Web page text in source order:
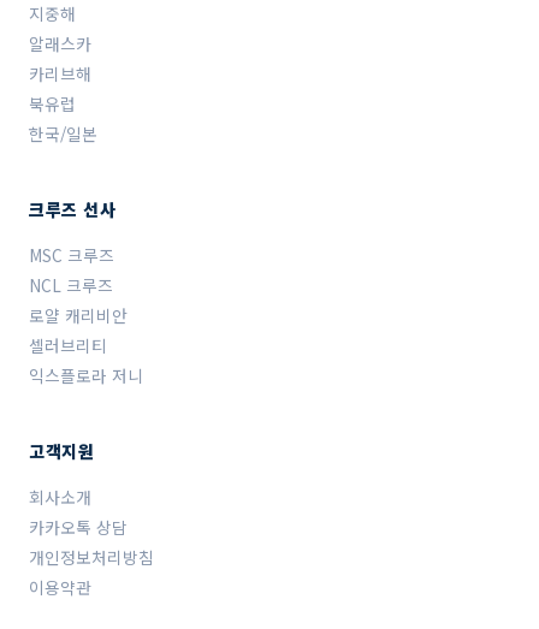
지중해
알래스카
카리브해
북유럽
한국/일본
크루즈 선사
MSC 크루즈
NCL 크루즈
로얄 캐리비안
셀러브리티
익스플로라 저니
고객지원
회사소개
카카오톡 상담
개인정보처리방침
이용약관